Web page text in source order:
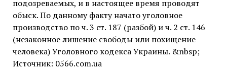
подозреваемых, и в настоящее время проводят
обыск. По данному факту начато уголовное
производство по ч. 3 ст. 187 (разбой) и ч. 2 ст. 146
(незаконное лишение свободы или похищение
человека) Уголовного кодекса Украины. &nbsp;
Источник: 0566.com.ua